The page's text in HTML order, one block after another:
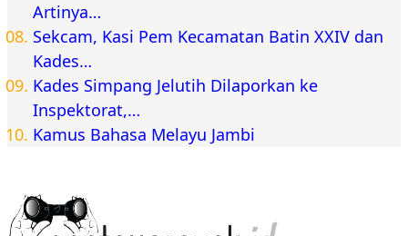
Artinya…
Sekcam, Kasi Pem Kecamatan Batin XXIV dan
Kades…
Kades Simpang Jelutih Dilaporkan ke
Inspektorat,…
Kamus Bahasa Melayu Jambi